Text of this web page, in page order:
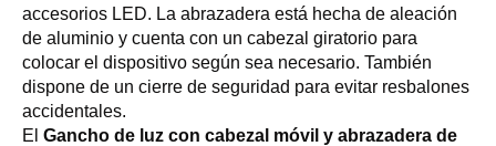
accesorios LED. La abrazadera está hecha de aleación
de aluminio y cuenta con un cabezal giratorio para
colocar el dispositivo según sea necesario. También
dispone de un cierre de seguridad para evitar resbalones
accidentales.
El Gancho de luz con cabezal móvil y abrazadera de